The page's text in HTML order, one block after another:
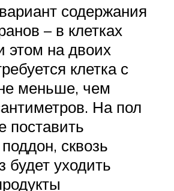
содержания
– в клетках
этом на двоих
клетка с
меньше, чем
На пол
поставить
сквозь
будет уходить